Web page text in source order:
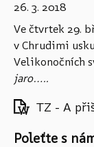
26. 3. 2018
Ve čtvrtek 29.
v Chrudimi
Velikonočních
jaro…..
TZ - A
Poleťte s